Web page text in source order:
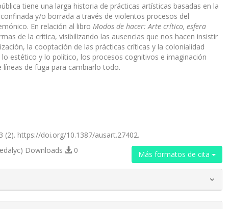
tiene una larga historia de prácticas artísticas basadas en la
y/o borrada a través de violentos procesos del
En relación al libro Modos de hacer: Arte crítico, esfera
de la crítica, visibilizando las ausencias que nos hacen insistir
la cooptación de las prácticas críticas y la colonialidad
estético y lo político, los procesos cognitivos e imaginación
de fuga para cambiarlo todo.
(2). https://doi.org/10.1387/ausart.27402.
Más formatos de cita
Downloads 0